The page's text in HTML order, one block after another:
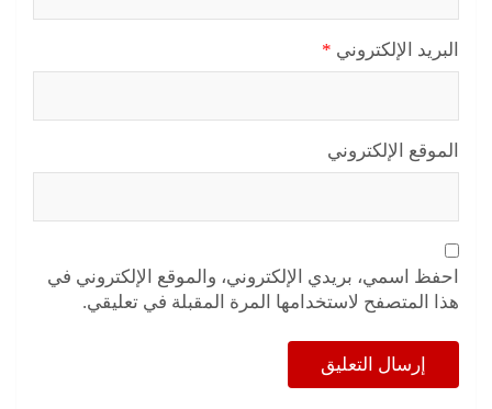
البريد الإلكتروني *
الموقع الإلكتروني
احفظ اسمي، بريدي الإلكتروني، والموقع الإلكتروني في
هذا المتصفح لاستخدامها المرة المقبلة في تعليقي.